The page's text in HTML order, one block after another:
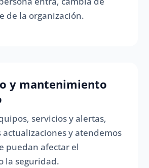
de la organización.
y mantenimiento
servicios y alertas,
y atendemos
puedan afectar el
la seguridad.